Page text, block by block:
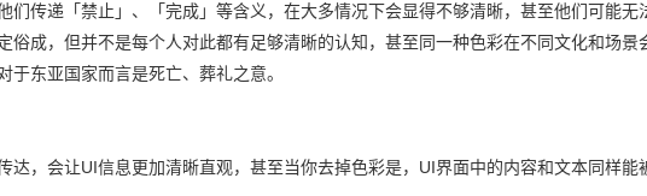
传递「禁止」、「完成」等含义，在大多情况下会显得不够清晰，甚至他们可能无
俗成，但并不是每个人对此都有足够清晰的认知，甚至同一种色彩在不同文化和场景
东亚国家而言是死亡、葬礼之意。
达，会让UI信息更加清晰直观，甚至当你去掉色彩是，UI界面中的内容和文本同样能